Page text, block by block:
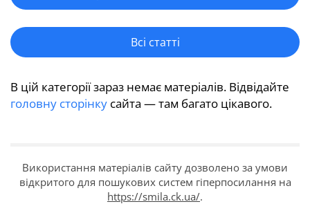
Всі статті
В цій категорії зараз немає матеріалів. Відвідайте
головну сторінку сайта — там багато цікавого.
Використання матеріалів сайту дозволено за умови
відкритого для пошукових систем гіперпосилання на
https://smila.ck.ua/.